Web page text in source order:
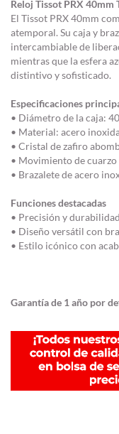
Reloj Tissot PRX
El Tissot PRX 40mm
atemporal. Su caja y
intercambiable de
mientras que la esfera
distintivo y sofisticado.
Especificaciones
• Diámetro de la caja:
• Material: acero
• Cristal de zafiro
• Movimiento de
• Brazalete de acero
Funciones destacadas
• Precisión y
• Diseño versátil con
• Estilo icónico con
Garantía de 1 año por